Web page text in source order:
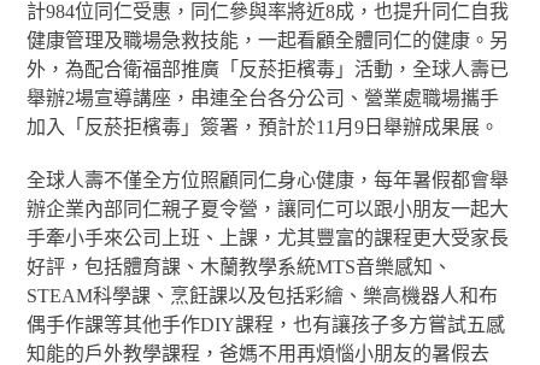
計984位同仁受惠，同仁參與率將近8成，也提升同仁自我
健康管理及職場急救技能，一起看顧全體同仁的健康。另
外，為配合衛福部推廣「反菸拒檳毒」活動，全球人壽已
舉辦2場宣導講座，串連全台各分公司、營業處職場攜手
加入「反菸拒檳毒」簽署，預計於11月9日舉辦成果展。
全球人壽不僅全方位照顧同仁身心健康，每年暑假都會舉
辦企業內部同仁親子夏令營，讓同仁可以跟小朋友一起大
手牽小手來公司上班、上課，尤其豐富的課程更大受家長
好評，包括體育課、木蘭教學系統MTS音樂感知、
STEAM科學課、烹飪課以及包括彩繪、樂高機器人和布
偶手作課等其他手作DIY課程，也有讓孩子多方嘗試五感
知能的戶外教學課程，爸媽不用再煩惱小朋友的暑假去